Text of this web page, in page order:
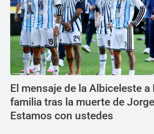
El mensaje de la Albiceleste a
familia tras la muerte de
Estamos con ustedes